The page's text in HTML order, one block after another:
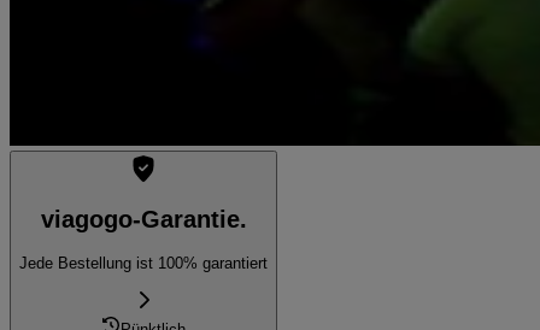
viagogo-Garantie.
Jede Bestellung ist 100% garantiert